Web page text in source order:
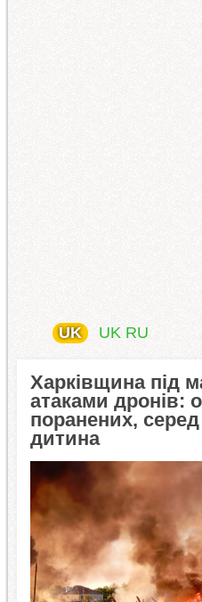
UK UK RU
Харківщина під
атаками дронів:
поранених,
дитина